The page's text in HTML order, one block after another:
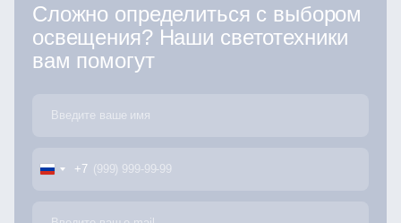
Сложно определиться с выбором
освещения? Наши светотехники
вам помогут
+7